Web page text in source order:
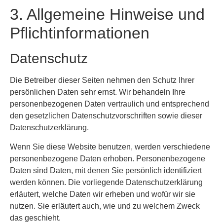
3. Allgemeine Hinweise und
Pflicht­informationen
Datenschutz
Die Betreiber dieser Seiten nehmen den Schutz Ihrer
persönlichen Daten sehr ernst. Wir behandeln Ihre
personenbezogenen Daten vertraulich und entsprechend
den gesetzlichen Datenschutzvorschriften sowie dieser
Datenschutzerklärung.
Wenn Sie diese Website benutzen, werden verschiedene
personenbezogene Daten erhoben. Personenbezogene
Daten sind Daten, mit denen Sie persönlich identifiziert
werden können. Die vorliegende Datenschutzerklärung
erläutert, welche Daten wir erheben und wofür wir sie
nutzen. Sie erläutert auch, wie und zu welchem Zweck
das geschieht.